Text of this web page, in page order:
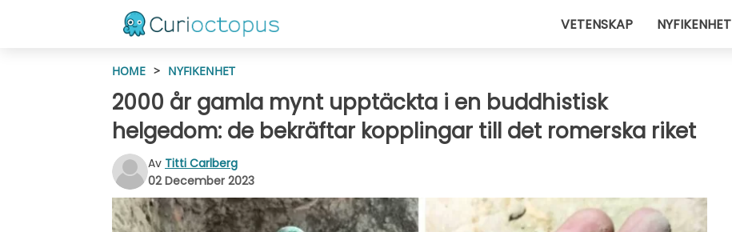
VETENSKAP NYFIKENHET
HOME > NYFIKENHET
2000 år gamla mynt upptäckta i en buddhistisk
helgedom: de bekräftar kopplingar till det romerska riket
Av Titti Carlberg
02 December 2023